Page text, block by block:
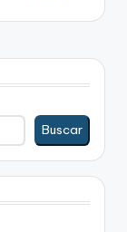
Buscar